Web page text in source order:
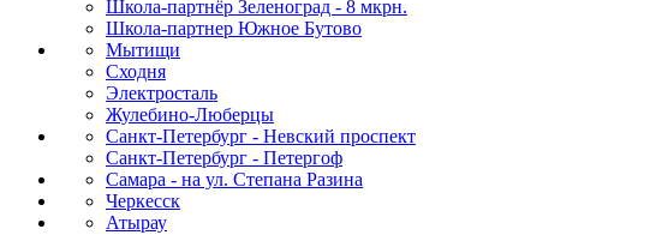
Школа-партнёр Зеленоград - 8 мкрн.
Школа-партнер Южное Бутово
Мытищи
Сходня
Электросталь
Жулебино-Люберцы
Санкт-Петербург - Невский проспект
Санкт-Петербург - Петергоф
Самара - на ул. Степана Разина
Черкесск
Атырау